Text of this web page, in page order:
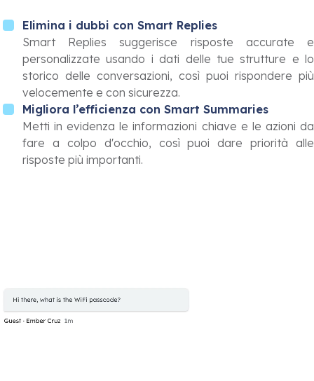
Elimina i dubbi con Smart Replies
Smart Replies suggerisce risposte accurate e
personalizzate usando i dati delle tue strutture e lo
storico delle conversazioni, così puoi rispondere più
velocemente e con sicurezza.
Migliora l’efficienza con Smart Summaries
Metti in evidenza le informazioni chiave e le azioni da
fare a colpo d'occhio, così puoi dare priorità alle
risposte più importanti.